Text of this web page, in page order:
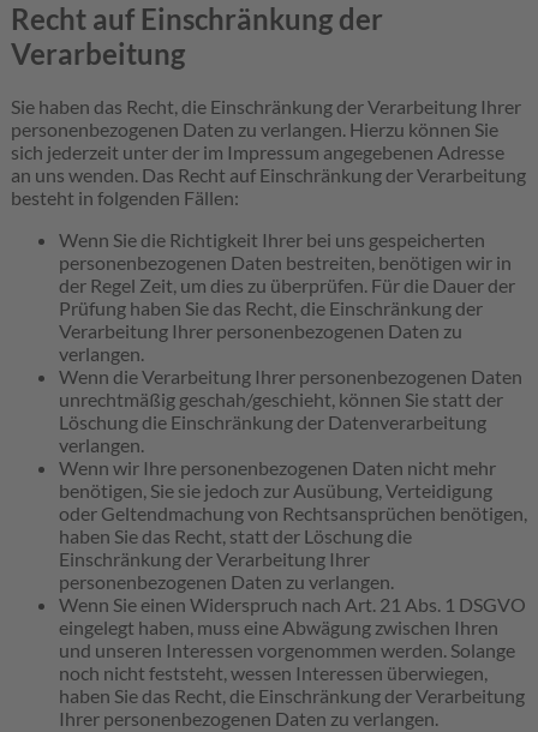
Recht auf Einschränkung der
Verarbeitung
Sie haben das Recht, die Einschränkung der Verarbeitung Ihrer
personenbezogenen Daten zu verlangen. Hierzu können Sie
sich jederzeit unter der im Impressum angegebenen Adresse
an uns wenden. Das Recht auf Einschränkung der Verarbeitung
besteht in folgenden Fällen:
Wenn Sie die Richtigkeit Ihrer bei uns gespeicherten
personenbezogenen Daten bestreiten, benötigen wir in
der Regel Zeit, um dies zu überprüfen. Für die Dauer der
Prüfung haben Sie das Recht, die Einschränkung der
Verarbeitung Ihrer personenbezogenen Daten zu
verlangen.
Wenn die Verarbeitung Ihrer personenbezogenen Daten
unrechtmäßig geschah/geschieht, können Sie statt der
Löschung die Einschränkung der Datenverarbeitung
verlangen.
Wenn wir Ihre personenbezogenen Daten nicht mehr
benötigen, Sie sie jedoch zur Ausübung, Verteidigung
oder Geltendmachung von Rechtsansprüchen benötigen,
haben Sie das Recht, statt der Löschung die
Einschränkung der Verarbeitung Ihrer
personenbezogenen Daten zu verlangen.
Wenn Sie einen Widerspruch nach Art. 21 Abs. 1 DSGVO
eingelegt haben, muss eine Abwägung zwischen Ihren
und unseren Interessen vorgenommen werden. Solange
noch nicht feststeht, wessen Interessen überwiegen,
haben Sie das Recht, die Einschränkung der Verarbeitung
Ihrer personenbezogenen Daten zu verlangen.